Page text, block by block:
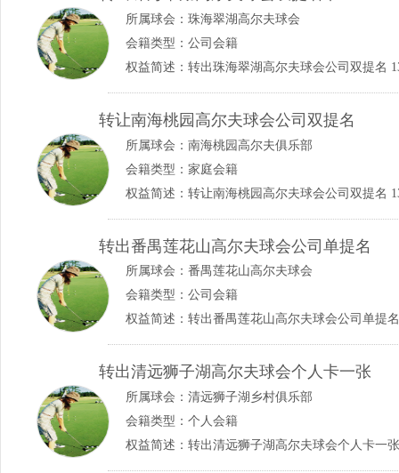
所属球会： 珠海翠湖高尔夫球会
会籍类型：公司会籍
权益简述：转出珠海翠湖高尔夫球会公司双提名
转让南海桃园高尔夫球会公司双提名
所属球会： 南海桃园高尔夫俱乐部
会籍类型：家庭会籍
权益简述：转让南海桃园高尔夫球会公司双提名
转出番禺莲花山高尔夫球会公司单提名
所属球会： 番禺莲花山高尔夫球会
会籍类型：公司会籍
权益简述：转出番禺莲花山高尔夫球会公司单提
转出清远狮子湖高尔夫球会个人卡一张
所属球会： 清远狮子湖乡村俱乐部
会籍类型：个人会籍
权益简述：转出清远狮子湖高尔夫球会个人卡一